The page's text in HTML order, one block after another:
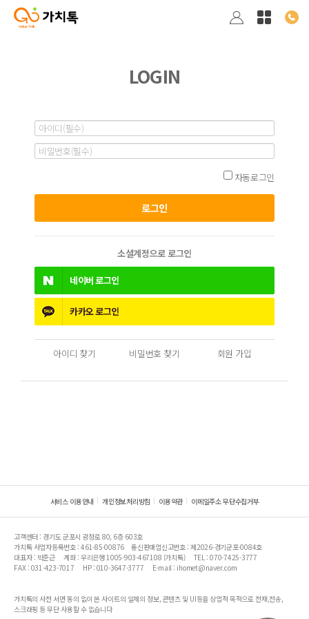
LOGIN
자동로그인
소셜계정으로 로그인
네이버로그인
카카오로그인
아이디 찾기 비밀번호 찾기 회원 가입
서비스 이용안내 개인정보처리방침 이용약관 이메일주소 무단수집거부
고객센터 : 경기도 군포시 광정로 80, 6층 603호
가치톡 사업자등록번호 : 461-85-00876
통신판매업신고번호 : 제2026-경기군포-0084호
대표자 : 박준근
계좌 : 우리은행 1005-903-467108 (가치톡)
TEL : 070-7425-3777
FAX : 031-423-7017
HP : 010-3647-3777 E-mail : ihomet@naver.com
가치톡의 사전 서면 동의 없이 본 사이트의 일체의 정보, 콘텐츠 및 UI등을 상업적 목적으로 전재,전송,
스크래핑 등 무단 사용할 수 없습니다